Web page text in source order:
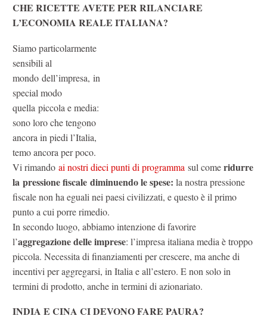
CHE RICETTE AVETE PER RILANCIARE
L’ECONOMIA REALE ITALIANA?
Siamo particolarmente
sensibili al
mondo dell’impresa, in
special modo
quella piccola e media:
sono loro che tengono
ancora in piedi l’Italia,
temo ancora per poco.
Vi rimando ai nostri dieci punti di programma sul comeridurre
la pressione fiscale diminuendo le spese: la nostra pressione
fiscale non ha eguali nei paesi civilizzati, e questo è il primo
punto a cui porre rimedio.
In secondo luogo, abbiamo intenzione di favorire
l’aggregazione delle imprese: l’impresa italiana media è troppo
piccola. Necessita di finanziamenti per crescere, ma anche di
incentivi per aggregarsi, in Italia e all’estero. E non solo in
termini di prodotto, anche in termini di azionariato.
INDIA E CINA CI DEVONO FARE PAURA?